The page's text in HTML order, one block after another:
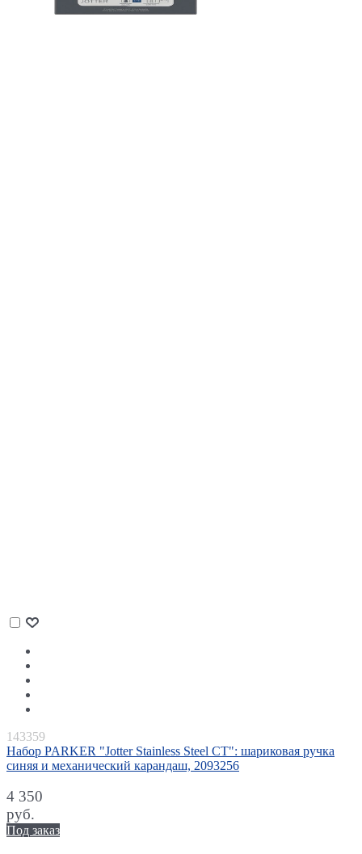
143359
Набор PARKER "Jotter Stainless Steel CT": шариковая ручка
синяя и механический карандаш, 2093256
4 350
руб.
Под заказ